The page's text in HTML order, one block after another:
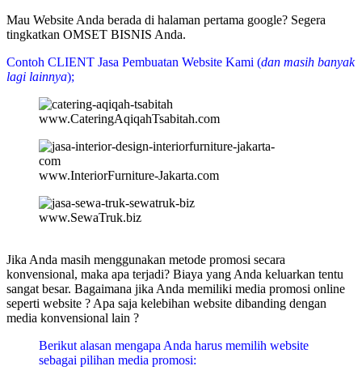
Mau Website Anda berada di halaman pertama google? Segera
tingkatkan OMSET BISNIS Anda.
Contoh CLIENT Jasa Pembuatan Website Kami (dan masih banyak
lagi lainnya);
www.CateringAqiqahTsabitah.com
www.InteriorFurniture-Jakarta.com
www.SewaTruk.biz
Jika Anda masih menggunakan metode promosi secara
konvensional, maka apa terjadi? Biaya yang Anda keluarkan tentu
sangat besar. Bagaimana jika Anda memiliki media promosi online
seperti website ? Apa saja kelebihan website dibanding dengan
media konvensional lain ?
Berikut alasan mengapa Anda harus memilih website
sebagai pilihan media promosi: